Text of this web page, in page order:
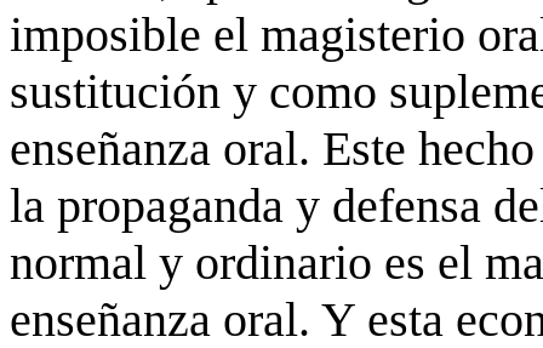
imposible el magisterio
sustitución y como
enseñanza oral. Este
la propaganda y defensa
normal y ordinario es el
enseñanza oral. Y esta